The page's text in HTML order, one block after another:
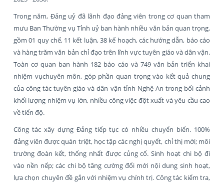
Trong năm, Đảng uỷ đã lãnh đạo đảng viên trong cơ quan tham
mưu Ban Thường vụ Tỉnh uỷ ban hành nhiều văn bản quan trọng,
gồm 01 quy chế, 11 kết luận, 38 kế hoạch, các hướng dẫn, báo cáo
và hàng trăm văn bản chỉ đạo trên lĩnh vực tuyên giáo và dân vận.
Toàn cơ quan ban hành 182 báo cáo và 749 văn bản triển khai
nhiệm vụchuyên môn, góp phần quan trọng vào kết quả chung
của công tác tuyên giáo và dân vận tỉnh Nghệ An trong bối cảnh
khối lượng nhiệm vụ lớn, nhiều công việc đột xuất và yêu cầu cao
về tiến độ.
Công tác xây dựng Đảng tiếp tục có nhiều chuyển biến. 100%
đảng viên được quán triệt, học tập các nghị quyết, chỉ thị mới; môi
trường đoàn kết, thống nhất được củng cố. Sinh hoạt chi bộ đi
vào nền nếp; các chi bộ tăng cường đổi mới nội dung sinh hoạt,
lựa chọn chuyên đề gắn với nhiệm vụ chính trị. Công tác kiểm tra,